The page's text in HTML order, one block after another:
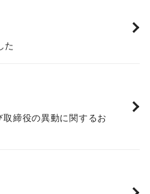
た
締役の異動に関するお